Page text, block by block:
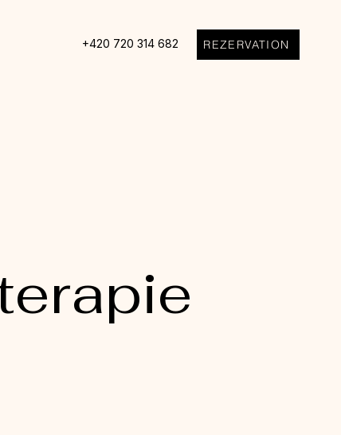
+420 720 314 682 REZERVATION